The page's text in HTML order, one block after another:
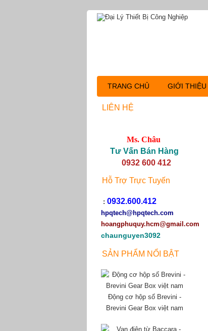
LIÊN HỆ
Ms. Châu
Tư Vấn Bán Hàng
0932 600 412
Hỗ Trợ Trực Tuyến
: 0932.600.412
hpqtech@hpqtech.com
hoangphuquy.hcm@gmail.com
chaunguyen3092
SẢN PHẨM NỔI BẬT
Động cơ hộp số Brevini -
Brevini Gear Box việt nam
TRANG CHỦ GIỚI THIỆU